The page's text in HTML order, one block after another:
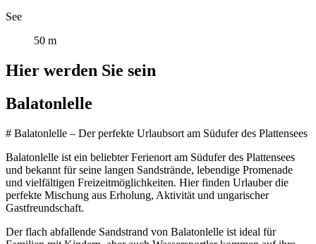
See
50 m
Hier werden Sie sein
Balatonlelle
# Balatonlelle – Der perfekte Urlaubsort am Südufer des Plattensees
Balatonlelle ist ein beliebter Ferienort am Südufer des Plattensees
und bekannt für seine langen Sandstrände, lebendige Promenade
und vielfältigen Freizeitmöglichkeiten. Hier finden Urlauber die
perfekte Mischung aus Erholung, Aktivität und ungarischer
Gastfreundschaft.
Der flach abfallende Sandstrand von Balatonlelle ist ideal für